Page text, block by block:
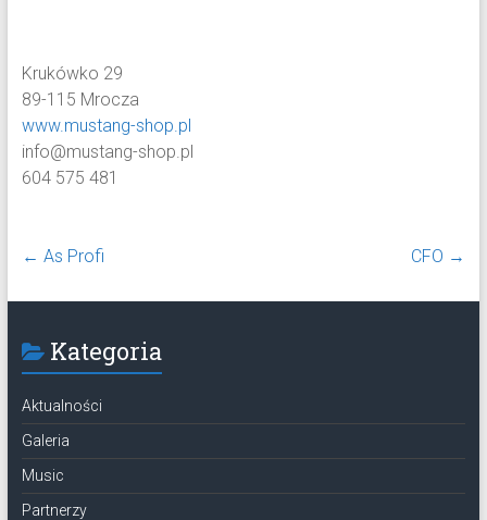
Krukówko 29
89-115 Mrocza
www.mustang-shop.pl
info@mustang-shop.pl
604 575 481
← As Profi CFO →
Kategoria
Aktualności
Galeria
Music
Partnerzy